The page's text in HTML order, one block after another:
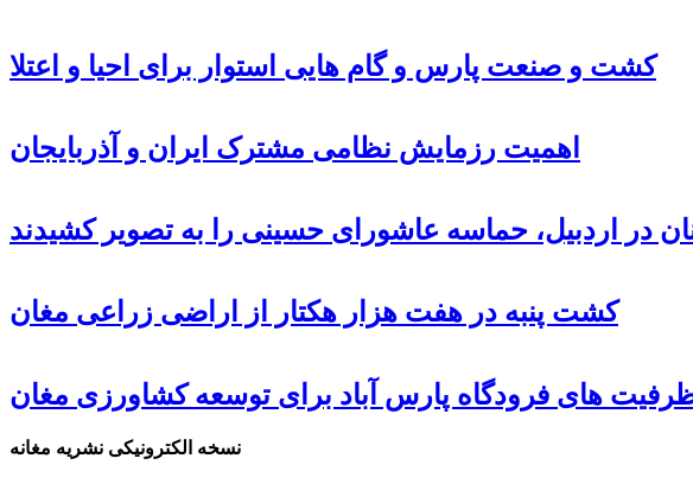
کشت و صنعت پارس و گام هایی استوار برای احیا و اعتلا
اهمیت رزمایش نظامی مشترک ایران و آذربایجان
در اردبیل، حماسه عاشورای حسینی را به تصویر کشیدند
کشت پنبه در هفت هزار هکتار از اراضی زراعی مغان
های فرودگاه پارس آباد برای توسعه کشاورزی مغان
نسخه الکترونیکی نشریه مغانه